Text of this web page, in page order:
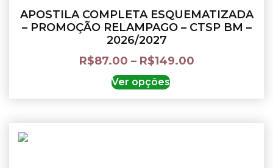
APOSTILA COMPLETA ESQUEMATIZADA
– PROMOÇÃO RELAMPAGO – CTSP BM –
2026/2027
R$87.00 – R$149.00
Ver opções